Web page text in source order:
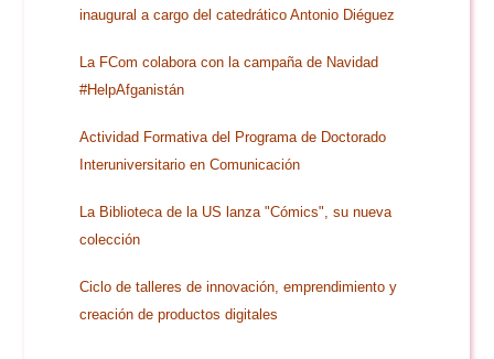
Boletines
inaugural a cargo del catedrático Antonio Diéguez
La FCom colabora con la campaña de Navidad
#HelpAfganistán
Actividad Formativa del Programa de Doctorado
Interuniversitario en Comunicación
La Biblioteca de la US lanza "Cómics", su nueva
colección
Ciclo de talleres de innovación, emprendimiento y
creación de productos digitales